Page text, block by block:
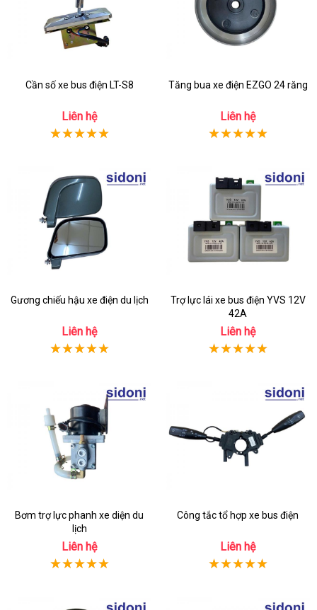
Cần số xe bus điện LT-S8
Liên hệ
Tăng bua xe điện EZGO 24 răng
Liên hệ
Gương chiếu hậu xe điện du lịch
Liên hệ
Trợ lực lái xe bus điện YVS 12V
42A
Liên hệ
Bơm trợ lực phanh xe diện du
lịch
Liên hệ
Công tắc tổ hợp xe bus điện
Liên hệ